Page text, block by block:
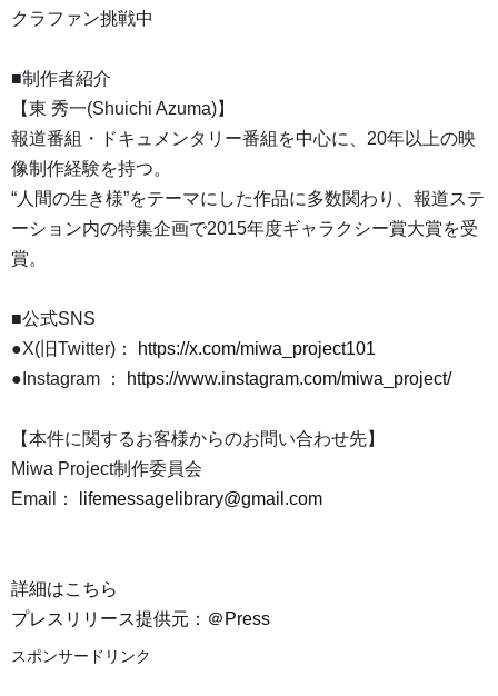
クラファン挑戦中
■制作者紹介
【東 秀一(Shuichi Azuma)】
報道番組・ドキュメンタリー番組を中心に、20年以上の映
像制作経験を持つ。
“人間の生き様”をテーマにした作品に多数関わり、報道ステ
ーション内の特集企画で2015年度ギャラクシー賞大賞を受
賞。
■公式SNS
●X(旧Twitter)：
https://x.com/miwa_project101
●Instagram ：
https://www.instagram.com/miwa_project/
【本件に関するお客様からのお問い合わせ先】
Miwa Project制作委員会
Email：
lifemessagelibrary@gmail.com
詳細はこちら
プレスリリース提供元：＠Press
スポンサードリンク